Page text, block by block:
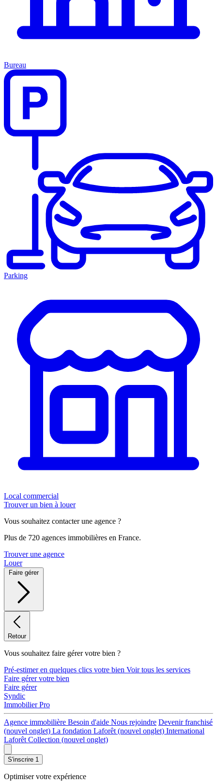
Bureau
Parking
Local commercial
Trouver un bien à louer
Vous souhaitez contacter une agence ?
Plus de 720 agences immobilières en France.
Trouver une agence
Louer
Faire gérer
Retour
Vous souhaitez faire gérer votre bien ?
Pré-estimer en quelques clics votre bien Voir tous les services
Faire gérer votre bien
Faire gérer
Syndic
Immobilier Pro
Agence immobilière Besoin d'aide Nous rejoindre Devenir franchisé
(nouvel onglet) La fondation Laforêt (nouvel onglet) International
Laforêt Collection (nouvel onglet)
S'inscrire 1
Optimiser votre expérience